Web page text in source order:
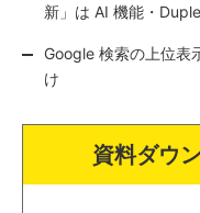
新」は AI 機能・
Google 検索の上位表
け
資料ダウ